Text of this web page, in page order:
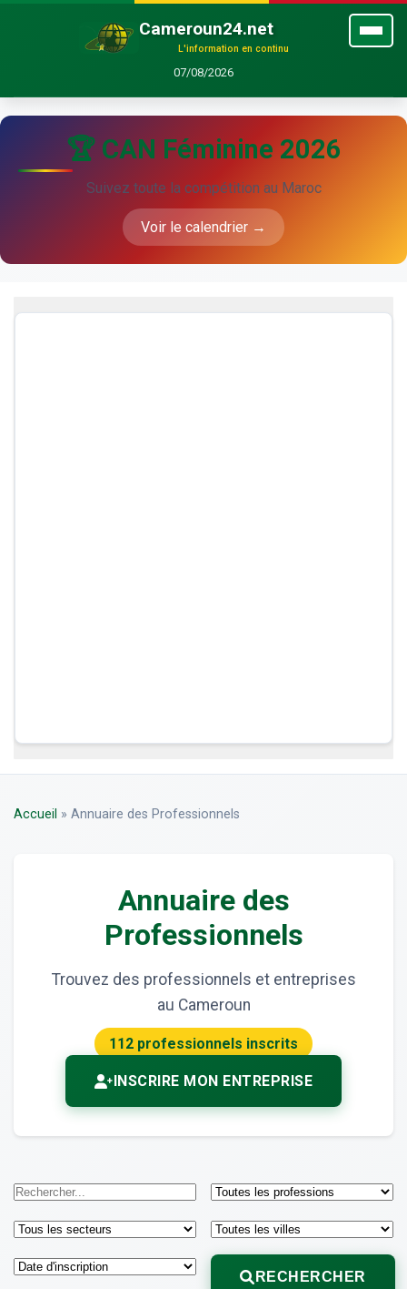
Cameroun24.net
L'information en continu
07/08/2026
🏆 CAN Féminine 2026
Suivez toute la compétition au Maroc
Voir le calendrier →
Accueil » Annuaire des Professionnels
Annuaire des
Professionnels
Trouvez des professionnels et entreprises
au Cameroun
112 professionnels inscrits
INSCRIRE MON ENTREPRISE
RECHERCHER